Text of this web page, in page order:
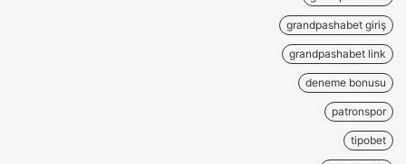
grandpashabet giriş
grandpashabet link
deneme bonusu
patronspor
tipobet